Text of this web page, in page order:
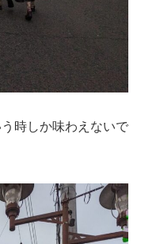
時しか味わえないで